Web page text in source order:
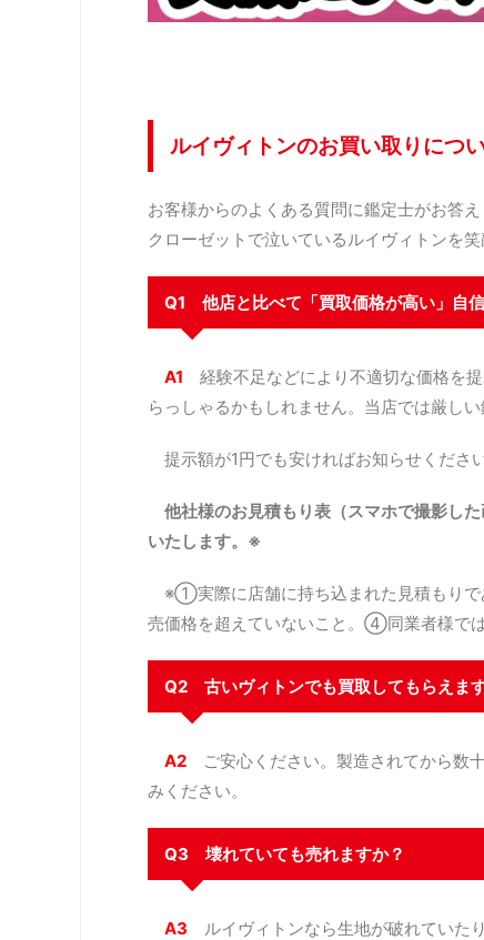
ルイヴィトンのお買い取りに
お客様からのよくある質問に鑑定士がお答え
クローゼットで泣いているルイヴィトンを
Q1 他店と比べて「買取価格が高い」自
A1 経験不足などにより不適切な価格を
らっしゃるかもしれません。当店では厳し
提示額が1円でも安ければお知らせください
他社様のお見積もり表（スマホで撮影し
いたします。※
※①実際に店舗に持ち込まれた見積もり
売価格を超えていないこと。④同業者様で
Q2 古いヴィトンでも買取してもらえま
A2 ご安心ください。製造されてから数
みください。
Q3 壊れていても売れますか？
A3 ルイヴィトンなら生地が破れていた